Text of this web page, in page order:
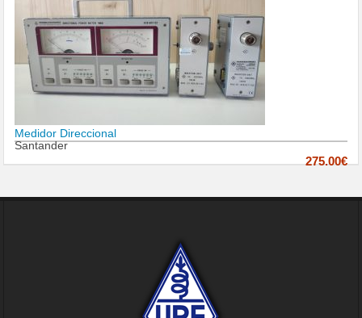
Medidor Direccional
Santander
275.00€